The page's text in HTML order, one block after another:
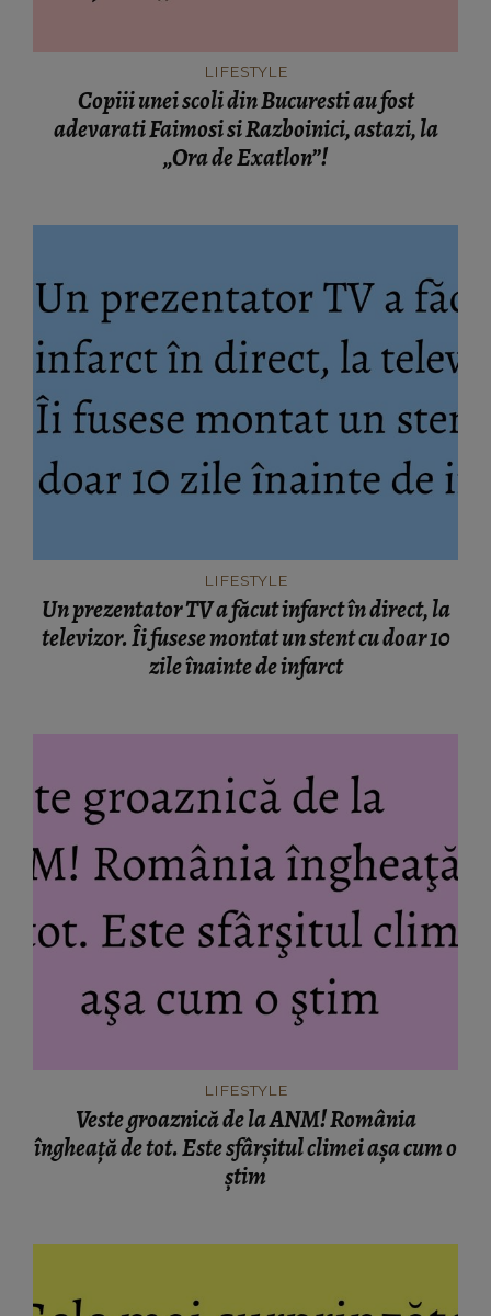
LIFESTYLE
Copiii unei scoli din Bucuresti au fost
adevarati Faimosi si Razboinici, astazi, la
„Ora de Exatlon”!
LIFESTYLE
Un prezentator TV a făcut infarct în direct, la
televizor. Îi fusese montat un stent cu doar 10
zile înainte de infarct
LIFESTYLE
Veste groaznică de la ANM! România
îngheaţă de tot. Este sfârşitul climei aşa cum o
ştim